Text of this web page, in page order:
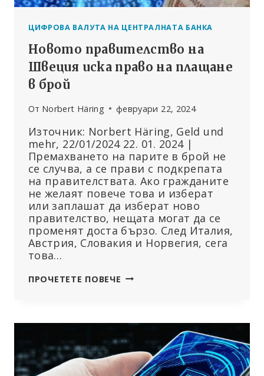
ЦИФРОВА ВАЛУТА НА ЦЕНТРАЛНАТА БАНКА
Новото правителство на
Швеция иска право на плащане
в брой
От Norbert Häring февруари 22, 2024
Източник: Norbert Häring, Geld und
mehr, 22/01/2024 22. 01. 2024 |
Премахването на парите в брой не
се случва, а се прави с подкрепата
на правителствата. Ако гражданите
не желаят повече това и изберат
или заплашат да изберат ново
правителство, нещата могат да се
променят доста бързо. След Италия,
Австрия, Словакия и Норвегия, сега
това…
ПРОЧЕТЕТЕ ПОВЕЧЕ НОВОТО
ИСКА
ПРАВО
НА
ПЛАЩАНЕ